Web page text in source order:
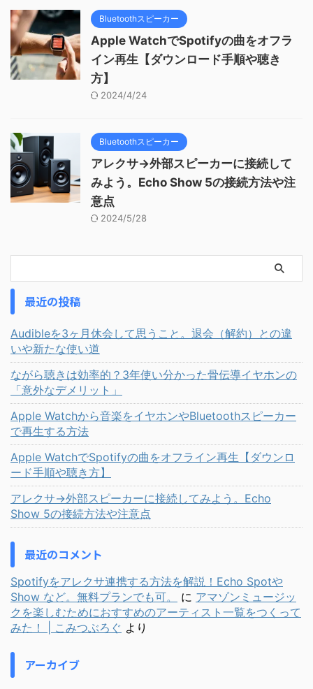
Bluetoothスピーカー
Apple WatchでSpotifyの曲をオフラ
イン再生【ダウンロード手順や聴き
方】
2024/4/24
Bluetoothスピーカー
アレクサ→外部スピーカーに接続して
みよう。Echo Show 5の接続方法や注
意点
2024/5/28
最近の投稿
Audibleを3ヶ月休会して思うこと。退会（解約）との違
いや新たな使い道
ながら聴きは効率的？3年使い分かった骨伝導イヤホンの
「意外なデメリット」
Apple Watchから音楽をイヤホンやBluetoothスピーカー
で再生する方法
Apple WatchでSpotifyの曲をオフライン再生【ダウンロ
ード手順や聴き方】
アレクサ→外部スピーカーに接続してみよう。Echo
Show 5の接続方法や注意点
最近のコメント
Spotifyをアレクサ連携する方法を解説！Echo Spotや
Show など。無料プランでも可。
に アマゾンミュージッ
クを楽しむためにおすすめのアーティスト一覧をつくって
みた！ | こみつぶろぐ より
アーカイブ